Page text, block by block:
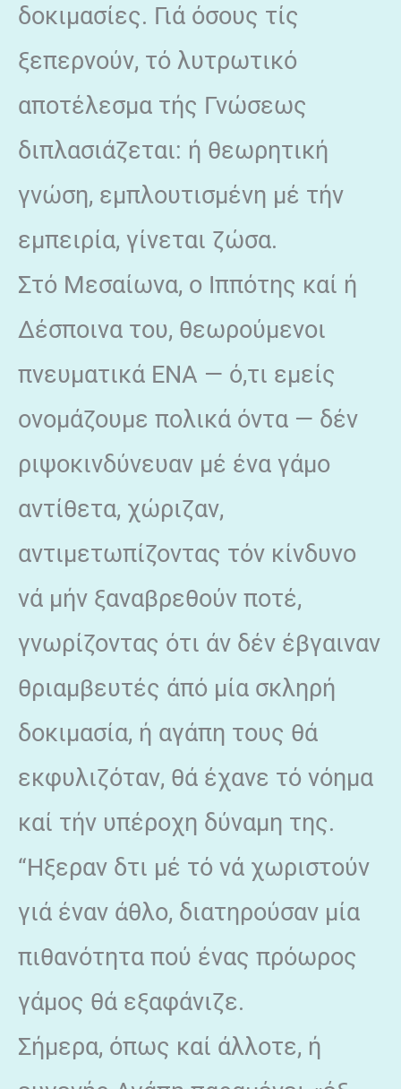
δοκιμασίες. Γιά όσους τίς
ξεπερνούν, τό λυτρωτικό
αποτέλεσμα τής Γνώσεως
διπλασιάζεται: ή θεωρητική
γνώση, εμπλουτισμένη μέ τήν
εμπειρία, γίνεται ζώσα.
Στό Μεσαίωνα, ο Ιππότης καί ή
Δέσποινα του, θεωρούμενοι
πνευματικά ΕΝΑ — ό,τι εμείς
ονομάζουμε πολικά όντα — δέν
ριψοκινδύνευαν μέ ένα γάμο
αντίθετα, χώριζαν,
αντιμετωπίζοντας τόν κίνδυνο
νά μήν ξαναβρεθούν ποτέ,
γνωρίζοντας ότι άν δέν έβγαιναν
θριαμβευτές άπό μία σκληρή
δοκιμασία, ή αγάπη τους θά
εκφυλιζόταν, θά έχανε τό νόημα
καί τήν υπέροχη δύναμη της.
“Ηξεραν δτι μέ τό νά χωριστούν
γιά έναν άθλο, διατηρούσαν μία
πιθανότητα πού ένας πρόωρος
γάμος θά εξαφάνιζε.
Σήμερα, όπως καί άλλοτε, ή